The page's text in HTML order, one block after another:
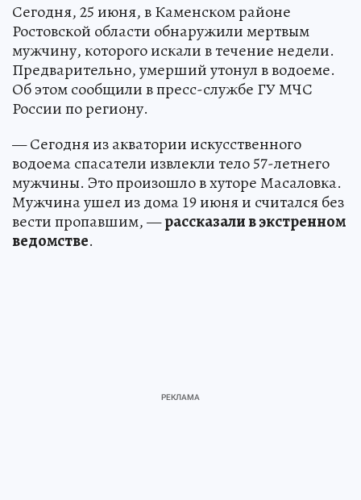
Сегодня, 25 июня, в Каменском районе
Ростовской области обнаружили мертвым
мужчину, которого искали в течение недели.
Предварительно, умерший утонул в водоеме.
Об этом сообщили в пресс-службе ГУ МЧС
России по региону.
— Сегодня из акватории искусственного
водоема спасатели извлекли тело 57-летнего
мужчины. Это произошло в хуторе Масаловка.
Мужчина ушел из дома 19 июня и считался без
вести пропавшим, —рассказали в экстренном
ведомстве.